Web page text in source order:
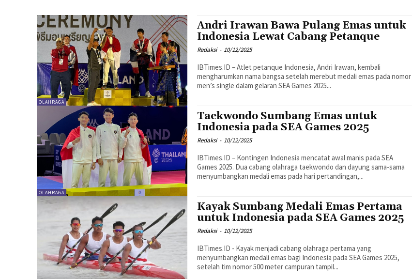
OLAHRAGA
Andri Irawan Bawa Pulang Emas untuk
Indonesia Lewat Cabang Petanque
Redaksi - 10/12/2025
IBTimes.ID – Atlet petanque Indonesia, Andri Irawan, kembali
mengharumkan nama bangsa setelah merebut medali emas pada nomor
men’s single dalam gelaran SEA Games 2025...
OLAHRAGA
Taekwondo Sumbang Emas untuk
Indonesia pada SEA Games 2025
Redaksi - 10/12/2025
IBTimes.ID – Kontingen Indonesia mencatat awal manis pada SEA
Games 2025. Dua cabang olahraga taekwondo dan dayung sama-sama
menyumbangkan medali emas pada hari pertandingan,...
Kayak Sumbang Medali Emas Pertama
untuk Indonesia pada SEA Games 2025
Redaksi - 10/12/2025
IBTimes.ID - Kayak menjadi cabang olahraga pertama yang
menyumbangkan medali emas bagi Indonesia pada SEA Games 2025,
setelah tim nomor 500 meter campuran tampil...